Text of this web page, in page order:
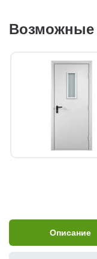
Возможные
Описание